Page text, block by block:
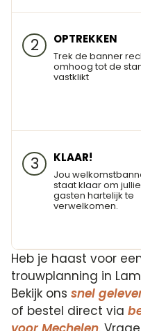
2 OPTREKKEN
Trek de banner
omhoog tot de
vastklikt
3 KLAAR!
Jou
staat klaar om jullie
gasten hartelijk te
verwelkomen.
Heb je haast voor
trouwplanning in
Bekijk onssnel
of bestel direct via